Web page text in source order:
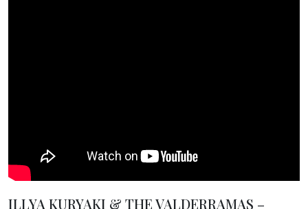
ILLYA KURYAKI & THE VALDERRAMAS –